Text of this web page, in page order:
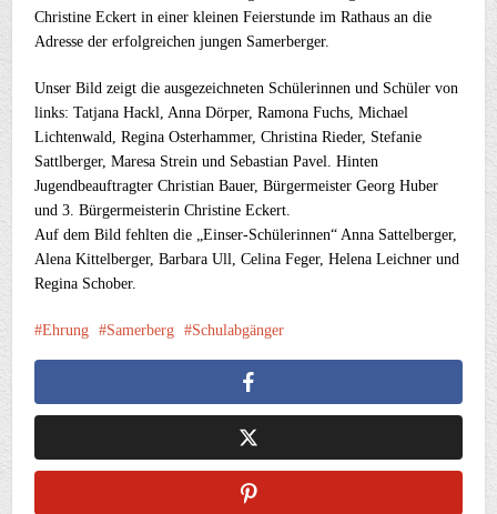
Christine Eckert in einer kleinen Feierstunde im Rathaus an die
Adresse der erfolgreichen jungen Samerberger.
Unser Bild zeigt die ausgezeichneten Schülerinnen und Schüler von
links: Tatjana Hackl, Anna Dörper, Ramona Fuchs, Michael
Lichtenwald, Regina Osterhammer, Christina Rieder, Stefanie
Sattlberger, Maresa Strein und Sebastian Pavel. Hinten
Jugendbeauftragter Christian Bauer, Bürgermeister Georg Huber
und 3. Bürgermeisterin Christine Eckert.
Auf dem Bild fehlten die „Einser-Schülerinnen“ Anna Sattelberger,
Alena Kittelberger, Barbara Ull, Celina Feger, Helena Leichner und
Regina Schober.
Ehrung Samerberg Schulabgänger